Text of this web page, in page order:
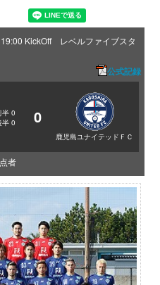
KickOff レベルファイブスタ
公式記録
半 0
半 0 0
鹿児島ユナイテッドＦＣ
者